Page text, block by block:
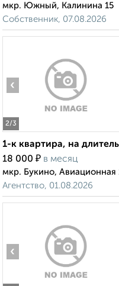
мкр. Южный, Калинина 15
Собственник, 07.08.2026
2/3
‹
1-к квартира, на
18 000 ₽ в месяц
мкр. Букино, Авиационная
Агентство, 01.08.2026
‹